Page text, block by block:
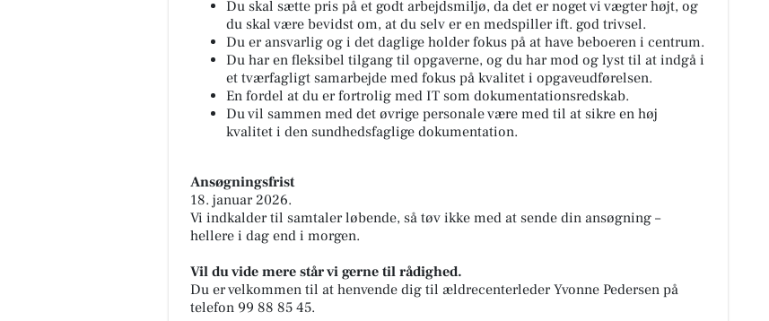
Du skal sætte pris på et godt arbejdsmiljø, da det er noget vi vægter højt, og
du skal være bevidst om, at du selv er en medspiller ift. god trivsel.
Du er ansvarlig og i det daglige holder fokus på at have beboeren i centrum.
Du har en fleksibel tilgang til opgaverne, og du har mod og lyst til at indgå i
et tværfagligt samarbejde med fokus på kvalitet i opgaveudførelsen.
En fordel at du er fortrolig med IT som dokumentationsredskab.
Du vil sammen med det øvrige personale være med til at sikre en høj
kvalitet i den sundhedsfaglige dokumentation.
Ansøgningsfrist
18. januar 2026.
Vi indkalder til samtaler løbende, så tøv ikke med at sende din ansøgning –
hellere i dag end i morgen.
Vil du vide mere står vi gerne til rådighed.
Du er velkommen til at henvende dig til ældrecenterleder Yvonne Pedersen på
telefon 99 88 85 45.